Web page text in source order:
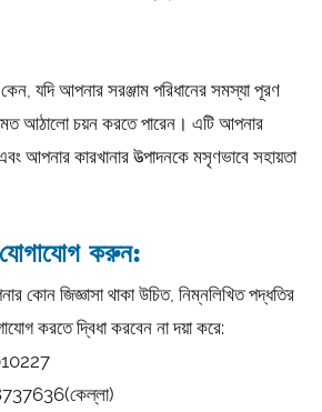
যদি আপনার সরঞ্জাম পরিধানের সমস্যা পূরণ
আঠালো চয়ন করতে পারেন। এটি আপনার
আপনার কারখানার উত্পাদনকে মসৃণভাবে সহায়তা
করুন:
কোন জিজ্ঞাসা থাকা উচিত, নিম্নলিখিত পদ্ধতির
করতে দ্বিধা করবেন না দয়া করে:
(কেল্লা)